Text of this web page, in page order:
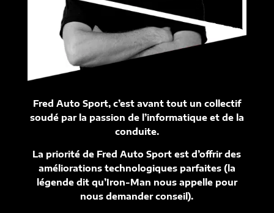
Fred Auto Sport, c’est avant tout un collectif
soudé par la passion de l’informatique et de la
conduite.
La priorité de Fred Auto Sport est d’offrir des
améliorations technologiques parfaites (la
légende dit qu’Iron-Man nous appelle pour
nous demander conseil).